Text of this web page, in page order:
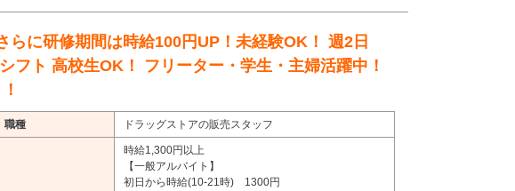
らに研修期間は時給100円UP！未経験OK！ 週2日
フト 高校生OK！ フリーター・学生・主婦活躍中！
職種 ドラッグストアの販売スタッフ
時給1,300円以上
【一般アルバイト】
初日から時給(10-21時) 1300円